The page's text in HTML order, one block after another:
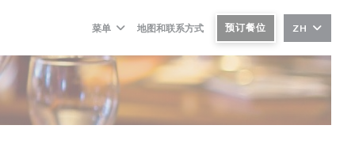
菜单 地图和联系方式 预订餐位 ZH